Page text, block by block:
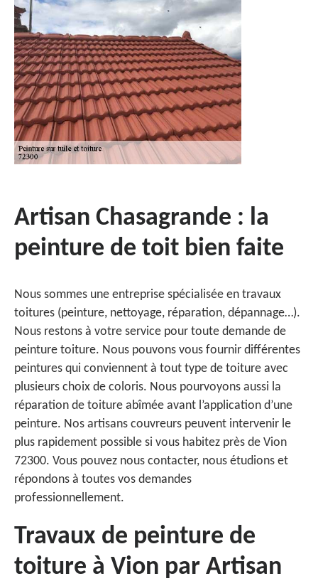
Artisan Chasagrande : la
peinture de toit bien faite
Nous sommes une entreprise spécialisée en travaux
toitures (peinture, nettoyage, réparation, dépannage…).
Nous restons à votre service pour toute demande de
peinture toiture. Nous pouvons vous fournir différentes
peintures qui conviennent à tout type de toiture avec
plusieurs choix de coloris. Nous pourvoyons aussi la
réparation de toiture abîmée avant l’application d’une
peinture. Nos artisans couvreurs peuvent intervenir le
plus rapidement possible si vous habitez près de Vion
72300. Vous pouvez nous contacter, nous étudions et
répondons à toutes vos demandes
professionnellement.
Travaux de peinture de
toiture à Vion par Artisan